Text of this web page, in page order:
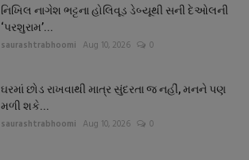
નિખિલ નાગેશ ભટ્ટના હોલિવૂડ ડેબ્યૂથી સની દેઓલની
‘પરશુરામ’...
saurashtrabhoomi Aug 10, 2026 0
ઘરમાં છોડ રાખવાથી માત્ર સુંદરતા જ નહીં, મનને પણ
મળી શકે...
saurashtrabhoomi Aug 10, 2026 0